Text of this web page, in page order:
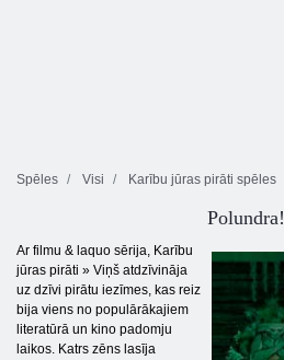
Spēles Visi Karību jūras pirāti spēles
Polundra!
Ar filmu & laquo sērija, Karību
jūras pirāti » Viņš atdzīvināja
uz dzīvi pirātu iezīmes, kas reiz
bija viens no populārākajiem
literatūrā un kino padomju
laikos. Katrs zēns lasīja